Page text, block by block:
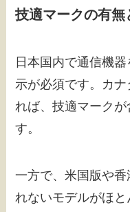
技適マークの有無
日本国内で通信機
示が必須です。カ
れば、技適マーク
す。
一方で、米国版や
れないモデルがほ